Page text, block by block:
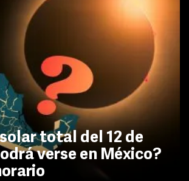
total del 12 de
verse en México?